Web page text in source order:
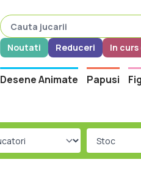
Noutati Reduceri In
Desene Animate Papusi